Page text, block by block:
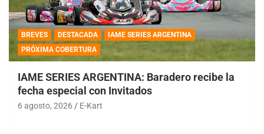
BREVES DESTACADA
IAME SERIES ARGENTINA
PRÓXIMA COBERTURA
IAME SERIES ARGENTINA: Baradero recibe la
fecha especial con Invitados
6 agosto, 2026 E-Kart